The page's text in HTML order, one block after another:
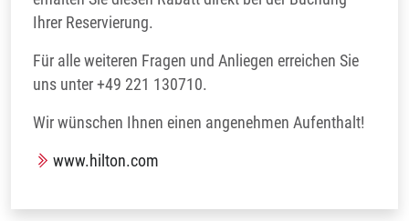
Ihrer Reservierung.
Für alle weiteren Fragen und Anliegen erreichen Sie
uns unter +49 221 130710.
Wir wünschen Ihnen einen angenehmen Aufenthalt!
www.hilton.com